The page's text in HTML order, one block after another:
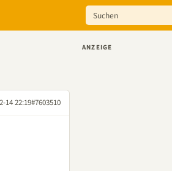
14 22:19#7603510
ANZEIGE